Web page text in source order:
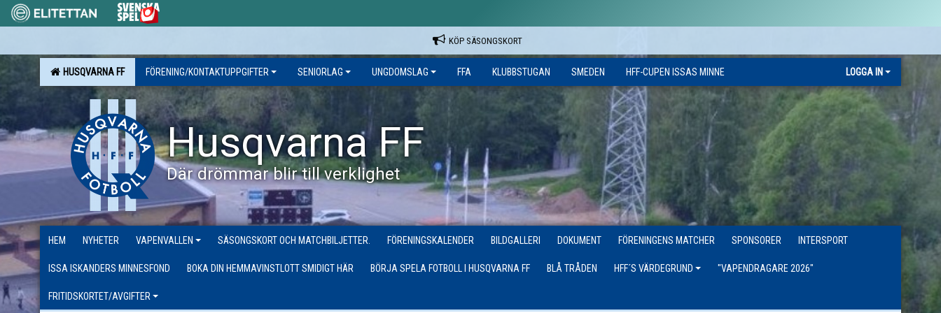
KÖP SÄSONGSKORT
HUSQVARNA FF FÖRENING/KONTAKTUPPGIFTER SENIORLAG UNGDOMSLAG FFA KLUBBSTUGAN SMEDEN HFF-CUPEN ISSAS MINNE LOGGA IN
Husqvarna FF
Där drömmar blir till verklighet
HEM NYHETER VAPENVALLEN SÄSONGSKORT OCH MATCHBILJETTER. FÖRENINGSKALENDER BILDGALLERI DOKUMENT FÖRENINGENS MATCHER SPONSORER INTERSPORT
ISSA ISKANDERS MINNESFOND BOKA DIN HEMMAVINSTLOTT SMIDIGT HÄR BÖRJA SPELA FOTBOLL I HUSQVARNA FF BLÅ TRÅDEN HFF´S VÄRDEGRUND "VAPENDRAGARE 2026"
FRITIDSKORTET/AVGIFTER